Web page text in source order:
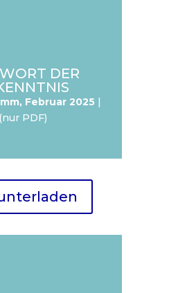
DER
Februar 2025|
(nur PDF)